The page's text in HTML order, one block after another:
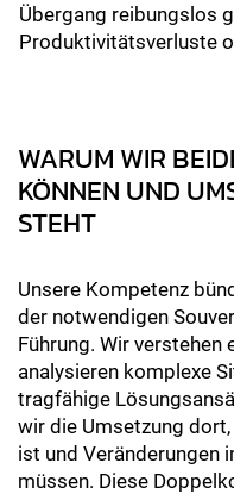
Übergang reibungslos
Produktivitätsverluste
WARUM WIR
KÖNNEN UND
STEHT
Unsere Kompetenz
der notwendigen
Führung. Wir verstehen
analysieren komplexe
tragfähige
wir die Umsetzung
ist und Veränderungen
müssen. Diese